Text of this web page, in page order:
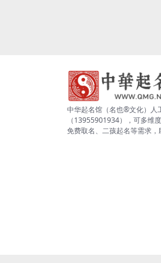
中华起名馆（名也®文化）人
（13955901934），可多维
免费取名、二孩起名等需求，